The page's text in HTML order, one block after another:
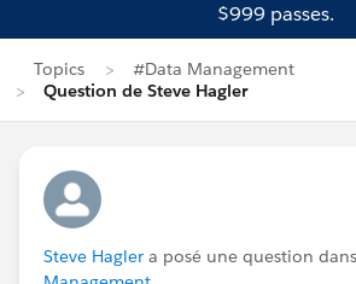
$999 passes.
Topics
#Data Management
Question de Steve Hagler
Steve Hagler a posé une question dans